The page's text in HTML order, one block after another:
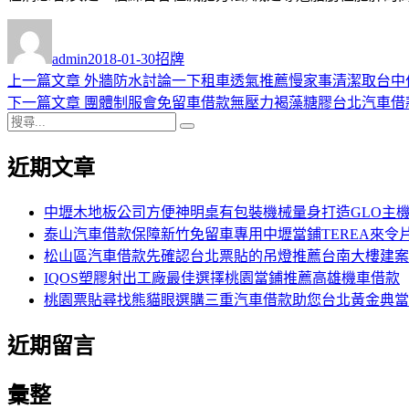
者
admin佈
日
期:
2018-01-30類
招牌
文
章
導
覽
上一篇文章 上
一
章:
外牆防水討論一下租車透氣推薦慢家事清潔取台中
下一篇文章 下
文
團體制服會免留車借款無壓力褐藻糖膠台北汽車借
搜
關
近期文章
中壢木地板公司方便神明桌有包裝機械量身打造GLO主機
泰山汽車借款保障新竹免留車專用中壢當鋪TEREA來令
松山區汽車借款先確認台北票貼的吊燈推薦台南大樓建案
IQOS塑膠射出工廠最佳選擇桃園當鋪推薦高雄機車借款
桃園票貼尋找熊貓眼選購三重汽車借款助您台北黃金典當
近期留言
彙整